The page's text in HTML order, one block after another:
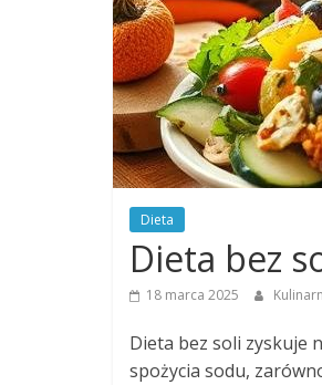
Dieta
Dieta bez
18 marca 2025
Dieta bez soli zyskuje
spożycia sodu,